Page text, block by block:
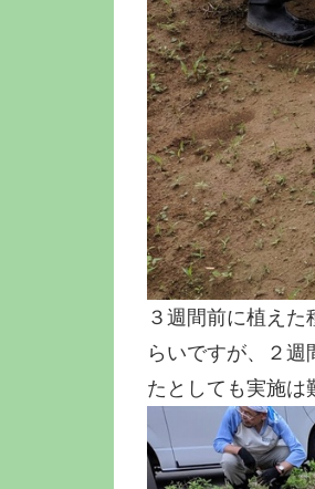
３週間前に植え
らいですが、２
たとしても実施は